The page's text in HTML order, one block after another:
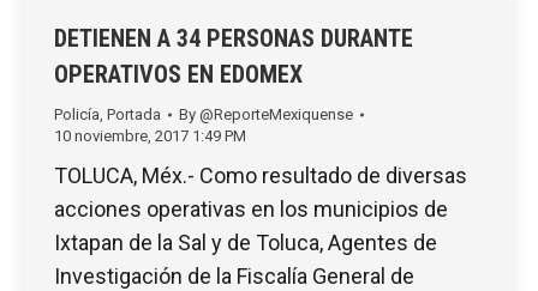
DETIENEN A 34 PERSONAS DURANTE
OPERATIVOS EN EDOMEX
Policía Portada By @ReporteMexiquense
10 noviembre, 2017 1:49 PM
TOLUCA, Méx.- Como resultado de diversas
acciones operativas en los municipios de
Ixtapan de la Sal y de Toluca, Agentes de
Investigación de la Fiscalía General de